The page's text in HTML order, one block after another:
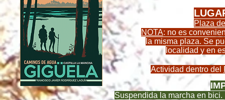
Plaza
NOTA: no es
la misma plaza. Se
localidad y en
Actividad dentro del
Suspendida la marcha en